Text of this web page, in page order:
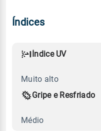
Índices
Índice UV
Muito alto
Gripe e Resfriado
Médio